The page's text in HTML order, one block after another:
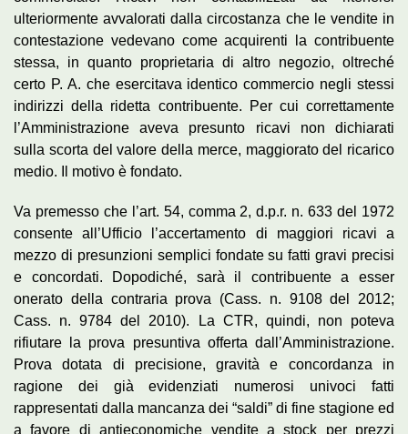
ulteriormente avvalorati dalla circostanza che le vendite in
contestazione vedevano come acquirenti la contribuente
stessa, in quanto proprietaria di altro negozio, oltreché
certo P. A. che esercitava identico commercio negli stessi
indirizzi della ridetta contribuente. Per cui correttamente
l’Amministrazione aveva presunto ricavi non dichiarati
sulla scorta del valore della merce, maggiorato del ricarico
medio. Il motivo è fondato.
Va premesso che l’art. 54, comma 2, d.p.r. n. 633 del 1972
consente all’Ufficio l’accertamento di maggiori ricavi a
mezzo di presunzioni semplici fondate su fatti gravi precisi
e concordati. Dopodiché, sarà il contribuente a esser
onerato della contraria prova (Cass. n. 9108 del 2012;
Cass. n. 9784 del 2010). La CTR, quindi, non poteva
rifiutare la prova presuntiva offerta dall’Amministrazione.
Prova dotata di precisione, gravità e concordanza in
ragione dei già evidenziati numerosi univoci fatti
rappresentati dalla mancanza dei “saldi” di fine stagione ed
a favore di antieconomiche vendite a stock per prezzi